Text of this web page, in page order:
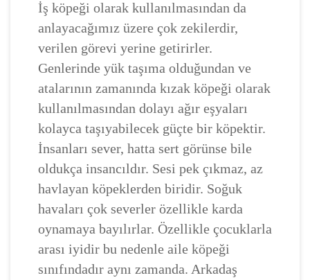
İş köpeği olarak kullanılmasından da
anlayacağımız üzere çok zekilerdir,
verilen görevi yerine getirirler.
Genlerinde yük taşıma olduğundan ve
atalarının zamanında kızak köpeği olarak
kullanılmasından dolayı ağır eşyaları
kolayca taşıyabilecek güçte bir köpektir.
İnsanları sever, hatta sert görünse bile
oldukça insancıldır. Sesi pek çıkmaz, az
havlayan köpeklerden biridir. Soğuk
havaları çok severler özellikle karda
oynamaya bayılırlar. Özellikle çocuklarla
arası iyidir bu nedenle aile köpeği
sınıfındadır aynı zamanda. Arkadaş